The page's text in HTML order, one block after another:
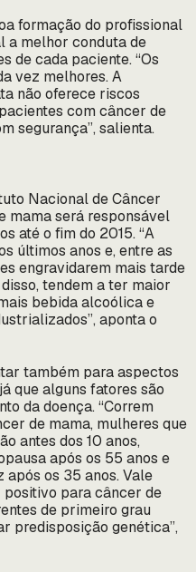
formação do profissional
a melhor conduta de
de cada paciente. “Os
vez melhores. A
não oferece riscos
com câncer de
segurança”, salienta.
Nacional de Câncer
mama será responsável
até o fim do 2015. “A
últimos anos e, entre as
engravidarem mais tarde
tendem a ter maior
bebida alcoólica e
aponta o
também para aspectos
que alguns fatores são
da doença. “Correm
de mama, mulheres que
antes dos 10 anos,
após os 55 anos e
os 35 anos. Vale
para câncer de
de primeiro grau
predisposição genética”,